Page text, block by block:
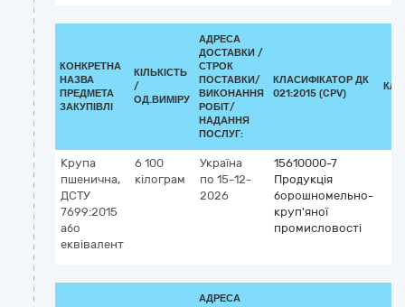
КОНКРЕТНА
НАЗВА
ПРЕДМЕТА
ЗАКУПІВЛІ
КІЛЬКІСТЬ
/
ОД.ВИМІРУ
АДРЕСА
ДОСТАВКИ /
СТРОК
ПОСТАВКИ/
ВИКОНАННЯ
РОБІТ/
НАДАННЯ
ПОСЛУГ:
КЛАСИФІКАТОР ДК
021:2015 (CPV)
Крупа
пшенична,
ДСТУ
7699:2015
або
еквівалент
6 100
кілограм
Україна
по 15-12-
2026
15610000-7
Продукція
борошномельно-
круп'яної
промисловості
АДРЕСА